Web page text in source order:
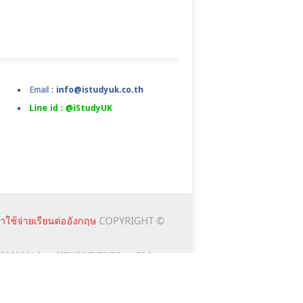
Email : info@istudyuk.co.th
Line id : @iStudyUK
ช้จ่ายเรียนต่ออังกฤษ COPYRIGHT ©
NEWS&EVENTS
FAQ